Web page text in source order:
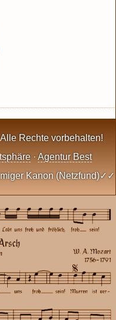
Alle Rechte vorbehalten!
· Agentur Best
Kanon (Netzfund)✓✓